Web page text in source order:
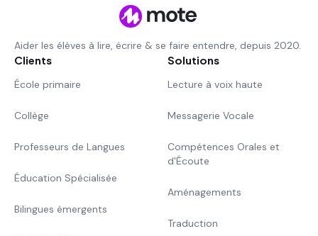
Aider les élèves à lire, écrire & se faire entendre, depuis 2020.
Clients
École primaire
Collège
Professeurs de Langues
Éducation Spécialisée
Bilingues émergents
Solutions
Lecture à voix haute
Messagerie Vocale
Compétences Orales et
d'Écoute
Aménagements
Traduction